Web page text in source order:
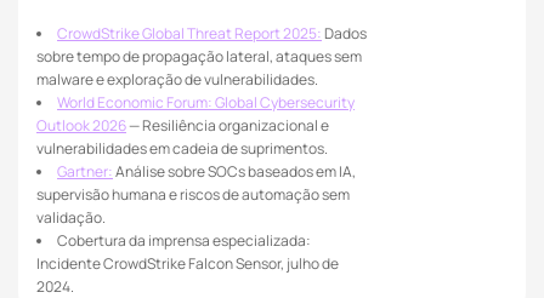
CrowdStrike Global Threat Report 2025:Dados
sobre tempo de propagação lateral, ataques sem
malware e exploração de vulnerabilidades.
World Economic Forum: Global Cybersecurity
Outlook 2026— Resiliência organizacional e
vulnerabilidades em cadeia de suprimentos.
Gartner:Análise sobre SOCs baseados em IA,
supervisão humana e riscos de automação sem
validação.
Cobertura da imprensa especializada:
Incidente CrowdStrike Falcon Sensor, julho de
2024.